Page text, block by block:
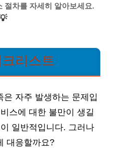
절차를 자세히 알아보세요.
리스트
은 자주 발생하는 문제입
스에 대한 불만이 생길
일반적입니다. 그러나
대응할까요?